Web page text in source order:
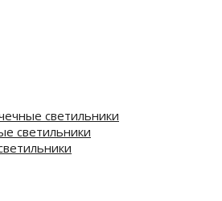
светильники
светильники